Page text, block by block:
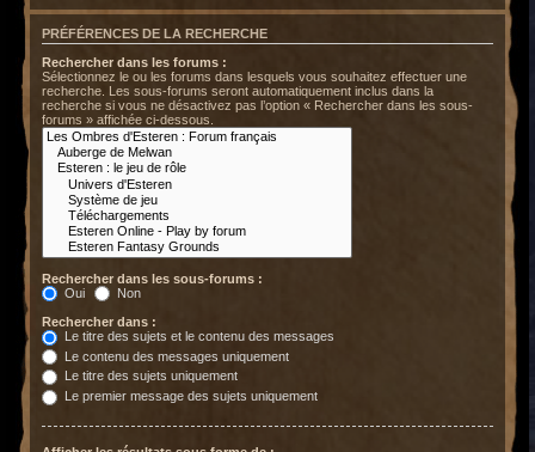
PRÉFÉRENCES DE LA RECHERCHE
Rechercher dans les forums :
Sélectionnez le ou les forums dans lesquels vous souhaitez effectuer une
recherche. Les sous-forums seront automatiquement inclus dans la
recherche si vous ne désactivez pas l’option « Rechercher dans les sous-
forums » affichée ci-dessous.
Rechercher dans les sous-forums :
Oui
Non
Rechercher dans :
Le titre des sujets et le contenu des messages
Le contenu des messages uniquement
Le titre des sujets uniquement
Le premier message des sujets uniquement